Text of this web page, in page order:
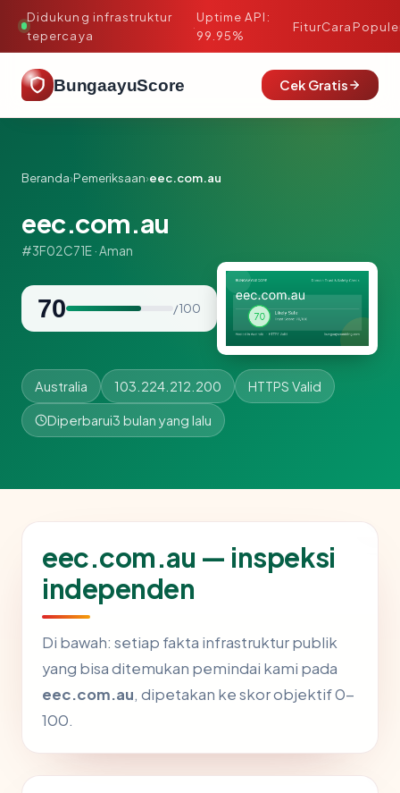
Didukung infrastruktur
tepercaya
·
Uptime API:
99.95%
FiturCara
BungaayuScore Cek Gratis
Beranda›Pemeriksaan›eec.com.au
eec.com.au
#3F02C71E · Aman
70 / 100
Australia 103.224.212.200 HTTPS Valid
Diperbarui3 bulan yang lalu
eec.com.au — inspeksi
independen
Di bawah: setiap fakta infrastruktur publik
yang bisa ditemukan pemindai kami pada
eec.com.au, dipetakan ke skor objektif 0-
100.